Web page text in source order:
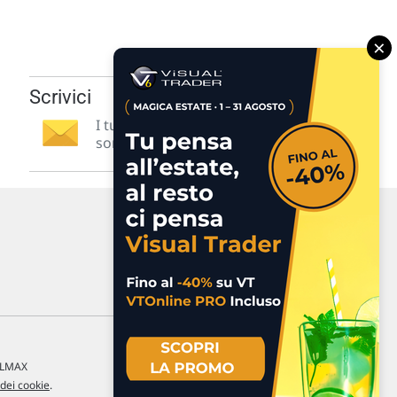
Scrivici
I tuoi suggerimenti per noi
sono preziosi e molto utili! »
cookie.
×